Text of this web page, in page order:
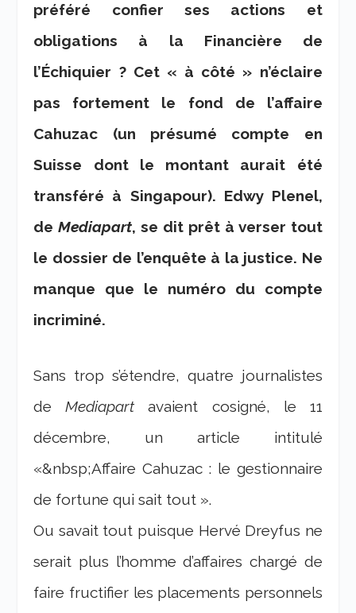
préféré confier ses actions et
obligations à la Financière de
l’Échiquier ? Cet « à côté » n’éclaire
pas fortement le fond de l’affaire
Cahuzac (un présumé compte en
Suisse dont le montant aurait été
transféré à Singapour). Edwy Plenel,
deMediapart, se dit prêt à verser tout
le dossier de l’enquête à la justice. Ne
manque que le numéro du compte
incriminé.
Sans trop s’étendre, quatre journalistes
deMediapart avaient cosigné, le 11
décembre, un article intitulé
«&nbsp;Affaire Cahuzac : le gestionnaire
de fortune qui sait tout ».
Ou savait tout puisque Hervé Dreyfus ne
serait plus l’homme d’affaires chargé de
faire fructifier les placements personnels